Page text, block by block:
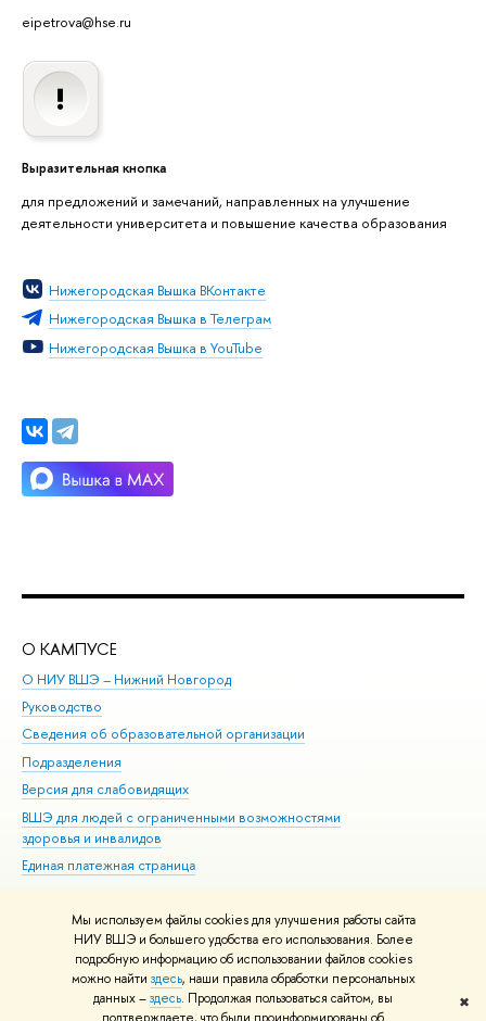
Мы используем файлы cookies для улучшения работы сайта
НИУ ВШЭ и большего удобства его использования. Более
подробную информацию об использовании файлов cookies
можно найти здесь, наши правила обработки персональных
данных –здесь. Продолжая пользоваться сайтом, вы
✖
eipetrova@hse.ru
Выразительная кнопка
для предложений и замечаний, направленных на улучшение
деятельности университета и повышение качества образования
Нижегородская Вышка ВКонтакте
Нижегородская Вышка в Телеграм
Нижегородская Вышка в YouTube
О КАМПУСЕ
О НИУ ВШЭ – Нижний Новгород
Руководство
Сведения об образовательной организации
Подразделения
Версия для слабовидящих
ВШЭ для людей с ограниченными возможностями
здоровья и инвалидов
Единая платежная страница